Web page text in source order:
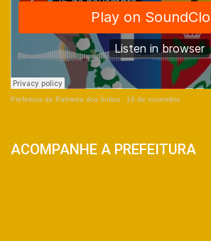
Prefeitura de Palmeira dos Índios · 16 de novembro
ACOMPANHE A PREFEITURA